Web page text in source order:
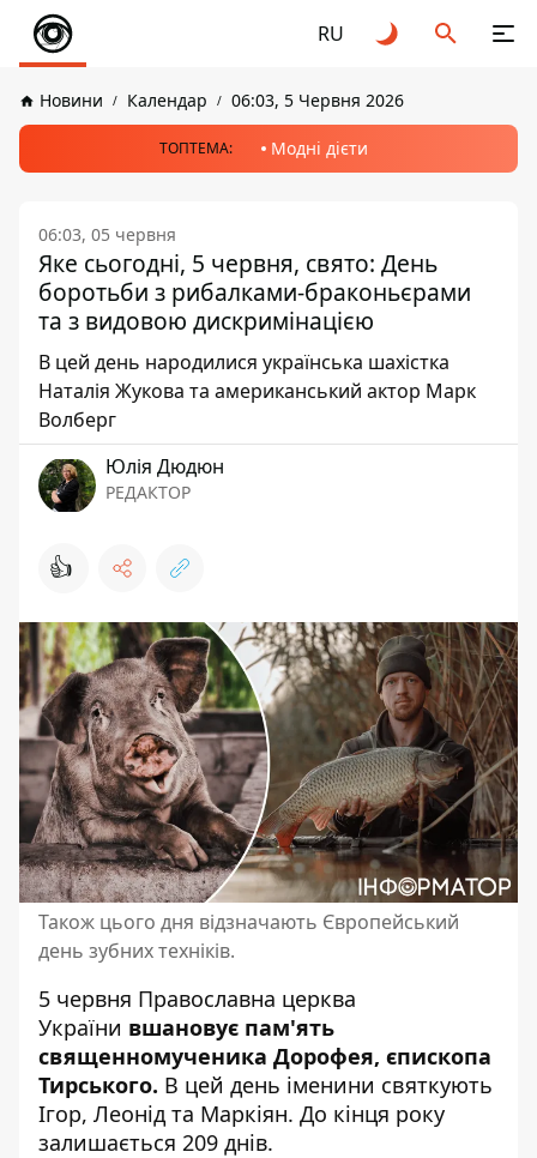
RU
Новини Календар 06:03, 5 Червня 2026
ТОПТЕМА: Модні дієти
06:03, 05 червня
Яке сьогодні, 5 червня, свято: День
боротьби з рибалками-браконьєрами
та з видовою дискримінацією
В цей день народилися українська шахістка
Наталія Жукова та американський актор Марк
Волберг
Юлія Дюдюн
РЕДАКТОР
👍
Також цього дня відзначають Європейський
день зубних техніків.
5 червня Православна церква
України вшановує пам'ять
священномученика Дорофея, єпископа
Тирського. В цей день іменини святкують
Ігор, Леонід та Маркіян. До кінця року
залишається 209 днів.